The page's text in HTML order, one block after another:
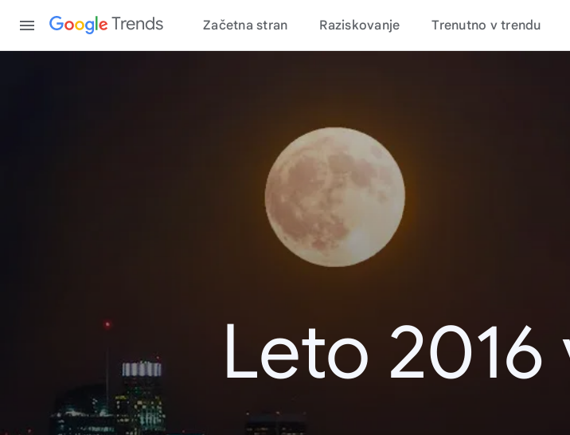
Trends Začetna stran Raziskovanje Trenutno v trendu
Leto